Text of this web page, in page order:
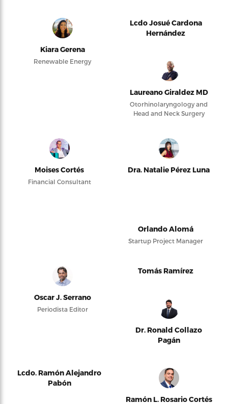
Kiara Gerena
Renewable Energy
Lcdo Josué Cardona
Hernández
Laureano Giraldez MD
Otorhinolaryngology and
Head and Neck Surgery
Moises Cortés
Financial Consultant
Dra. Natalie Pérez Luna
Orlando Alomá
Startup Project Manager
Oscar J. Serrano
Periodista Editor
Tomás Ramírez
Dr. Ronald Collazo
Pagán
Lcdo. Ramón Alejandro
Pabón
Ramón L. Rosario Cortés